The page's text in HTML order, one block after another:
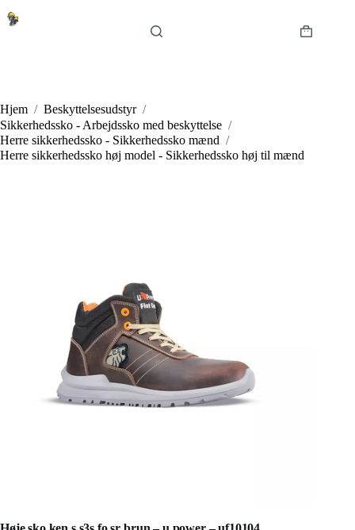
til
Hjem / Beskyttelsesudstyr /
Sikkerhedssko - Arbejdssko med beskyttelse /
Herre sikkerhedssko - Sikkerhedssko mænd /
Herre sikkerhedssko høj model - Sikkerhedssko høj til mænd